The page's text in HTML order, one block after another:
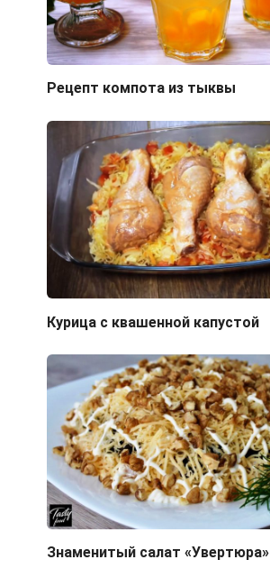
Рецепт компота из тыквы
Курица с квашенной капустой
Знаменитый салат «Увертюра»